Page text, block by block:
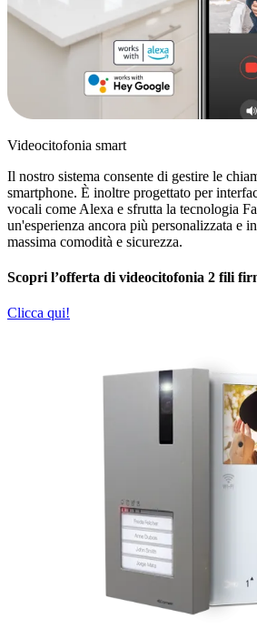
Videocitofonia smart
Il nostro sistema consente di gestire le
smartphone. È inoltre progettato per
vocali come Alexa e sfrutta la tecnologia
un'esperienza ancora più personalizzata e
massima comodità e sicurezza.
Scopri l’offerta di videocitofonia 2 fili
Clicca qui!